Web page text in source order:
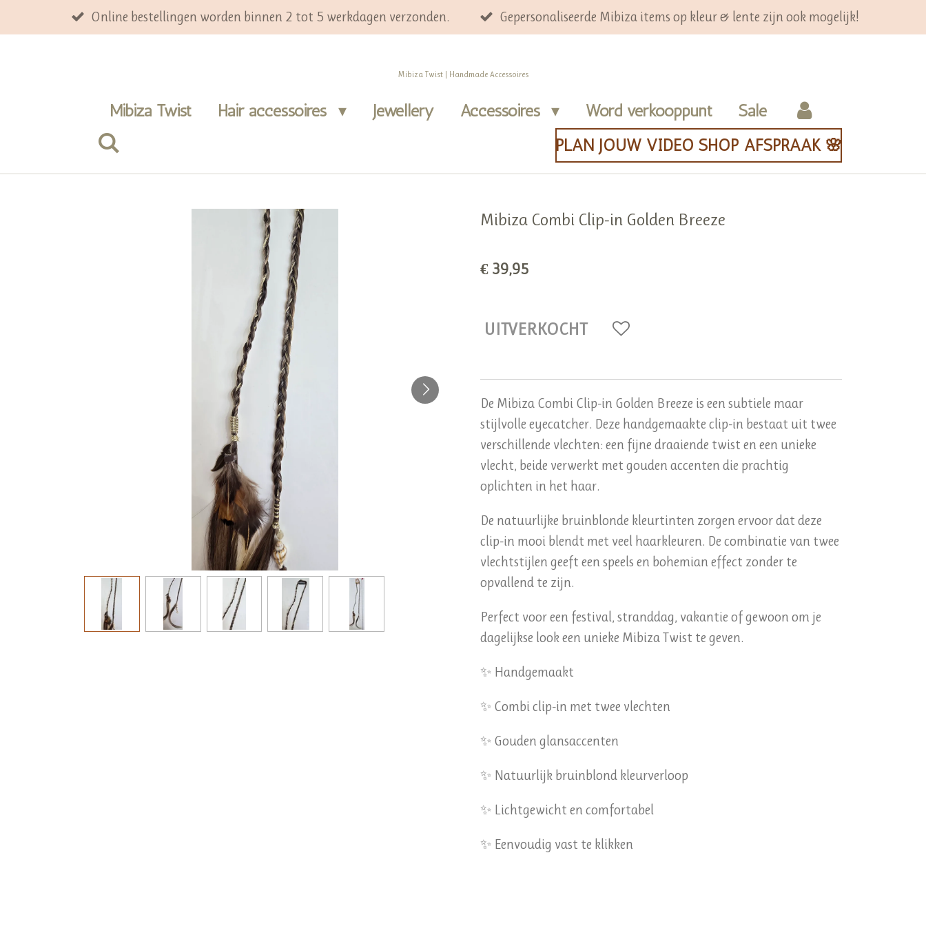
direct
Online bestellingen worden binnen 2 tot 5 werkdagen verzonden. Gepersonaliseerde Mibiza items op kleur & lente zijn ook mogelijk!
Mibiza Twist | Handmade Accessoires
Mibiza Twist Hair accessoires Jewellery Accessoires Word verkooppunt
Sale
PLAN JOUW VIDEO SHOP AFSPRAAK 🌸
Mibiza Combi Clip-in Golden Breeze
€ 39,95
UITVERKOCHT
De Mibiza Combi Clip-in Golden Breeze is een subtiele maar
stijlvolle eyecatcher. Deze handgemaakte clip-in bestaat uit twee
verschillende vlechten: een fijne draaiende twist en een unieke
vlecht, beide verwerkt met gouden accenten die prachtig
oplichten in het haar.
De natuurlijke bruinblonde kleurtinten zorgen ervoor dat deze
clip-in mooi blendt met veel haarkleuren. De combinatie van twee
vlechtstijlen geeft een speels en bohemian effect zonder te
opvallend te zijn.
Perfect voor een festival, stranddag, vakantie of gewoon om je
dagelijkse look een unieke Mibiza Twist te geven.
✨ Handgemaakt
✨ Combi clip-in met twee vlechten
✨ Gouden glansaccenten
✨ Natuurlijk bruinblond kleurverloop
✨ Lichtgewicht en comfortabel
✨ Eenvoudig vast te klikken